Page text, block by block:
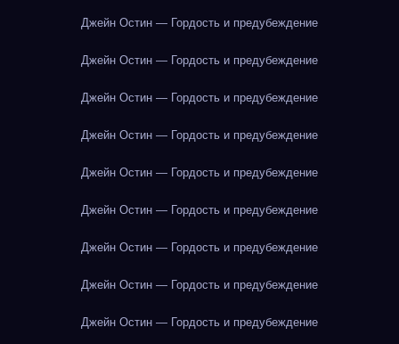
Джейн Остин — Гордость и предубеждение
Джейн Остин — Гордость и предубеждение
Джейн Остин — Гордость и предубеждение
Джейн Остин — Гордость и предубеждение
Джейн Остин — Гордость и предубеждение
Джейн Остин — Гордость и предубеждение
Джейн Остин — Гордость и предубеждение
Джейн Остин — Гордость и предубеждение
Джейн Остин — Гордость и предубеждение